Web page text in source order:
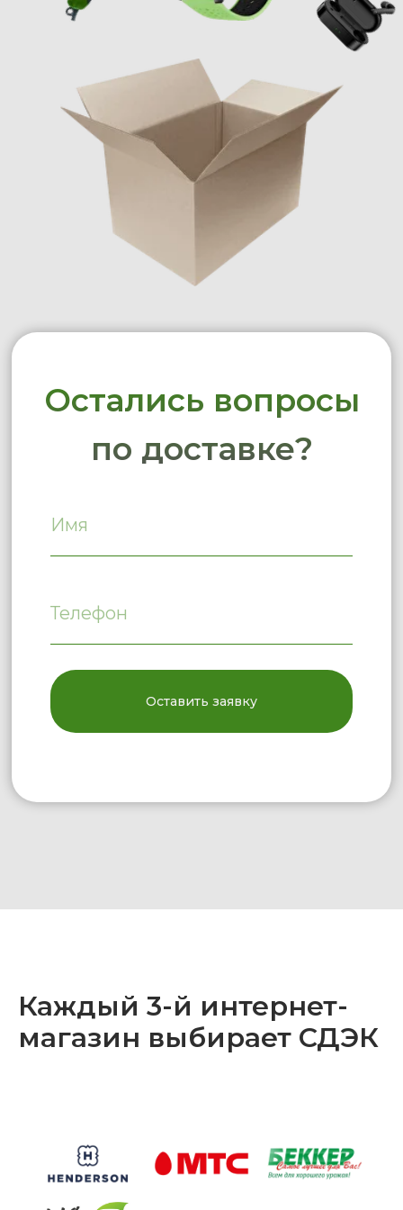
Каждый 3-й интернет-
магазин выбирает СДЭК